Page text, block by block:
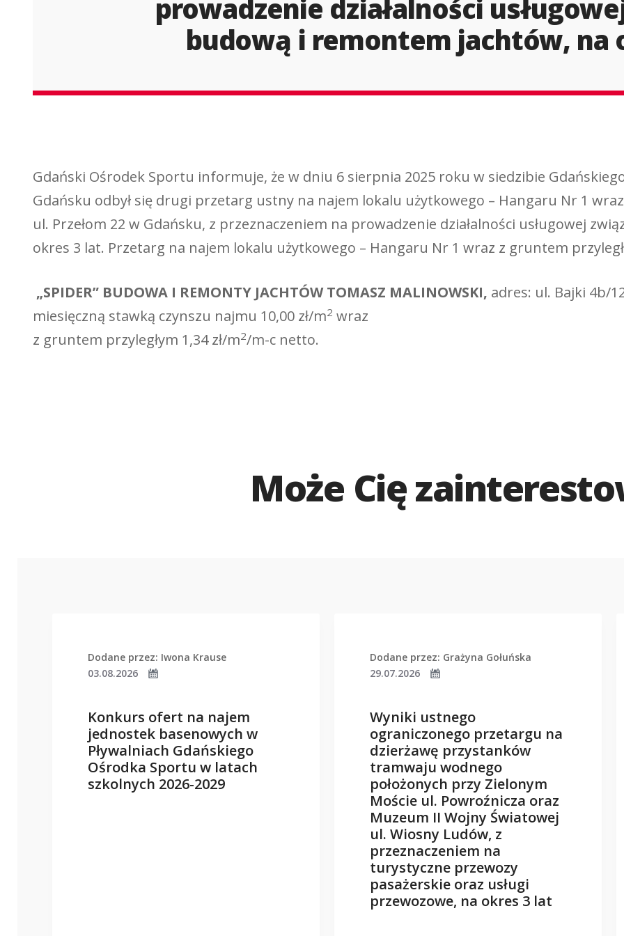
Nowe postępowania
prowadzenie działalności
budową i remontem jachtów, na
Gdański Ośrodek Sportu informuje, że w dniu 6 sierpnia 2025 roku w siedzibie
Gdańsku odbył się drugi przetarg ustny na najem lokalu użytkowego – Hangaru Nr 1
ul. Przełom 22 w Gdańsku, z przeznaczeniem na prowadzenie działalności usługowej
okres 3 lat. Przetarg na najem lokalu użytkowego – Hangaru Nr 1 wraz z gruntem
„SPIDER” BUDOWA I REMONTY JACHTÓW TOMASZ MALINOWSKI, adres: ul. Bajki 4b/
miesięczną stawką czynszu najmu 10,00 zł/m2 wraz
z gruntem przyległym 1,34 zł/m2/m-c netto.
Może Cię
Dodane przez: Iwona Krause
03.08.2026
Konkurs ofert na najem
jednostek basenowych w
Pływalniach Gdańskiego
Ośrodka Sportu w latach
szkolnych 2026-2029
Dodane przez: Grażyna Gołuńska
29.07.2026
Wyniki ustnego
ograniczonego przetargu na
dzierżawę przystanków
tramwaju wodnego
położonych przy Zielonym
Moście ul. Powroźnicza oraz
Muzeum II Wojny Światowej
ul. Wiosny Ludów, z
przeznaczeniem na
turystyczne przewozy
pasażerskie oraz usługi
przewozowe, na okres 3 lat